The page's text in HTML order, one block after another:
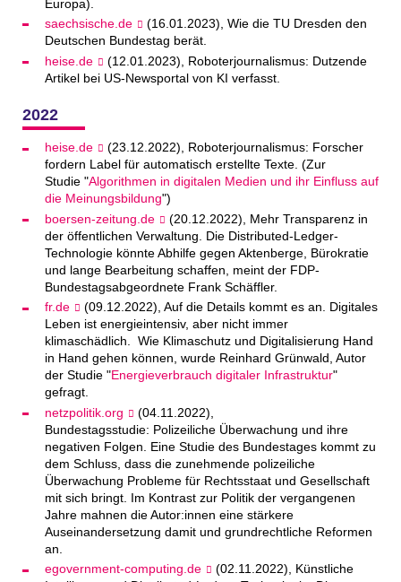
Europa).
saechsische.de
(16.01.2023), Wie die TU Dresden den
Deutschen Bundestag berät.
heise.de
(12.01.2023), Roboterjournalismus: Dutzende
Artikel bei US-Newsportal von KI verfasst.
2022
heise.de
(23.12.2022), Roboterjournalismus: Forscher
fordern Label für automatisch erstellte Texte. (Zur
Studie "Algorithmen in digitalen Medien und ihr Einfluss auf
die Meinungsbildung")
boersen-zeitung.de
(20.12.2022), Mehr Transparenz in
der öffentlichen Verwaltung. Die Distributed-Ledger-
Technologie könnte Abhilfe gegen Aktenberge, Bürokratie
und lange Bearbeitung schaffen, meint der FDP-
Bundestagsabgeordnete Frank Schäffler.
fr.de
(09.12.2022), Auf die Details kommt es an. Digitales
Leben ist energieintensiv, aber nicht immer
klimaschädlich. Wie Klimaschutz und Digitalisierung Hand
in Hand gehen können, wurde Reinhard Grünwald, Autor
der Studie "Energieverbrauch digitaler Infrastruktur"
gefragt.
netzpolitik.org
(04.11.2022),
Bundestagsstudie: Polizeiliche Überwachung und ihre
negativen Folgen. Eine Studie des Bundestages kommt zu
dem Schluss, dass die zunehmende polizeiliche
Überwachung Probleme für Rechtsstaat und Gesellschaft
mit sich bringt. Im Kontrast zur Politik der vergangenen
Jahre mahnen die Autor:innen eine stärkere
Auseinandersetzung damit und grundrechtliche Reformen
an.
egovernment-computing.de
(02.11.2022), Künstliche